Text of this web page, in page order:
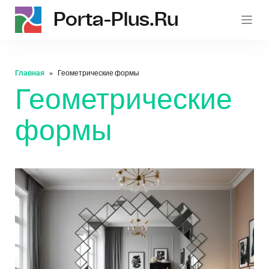
Porta-Plus.ru
Главная Геометрические формы
Геометрические
формы